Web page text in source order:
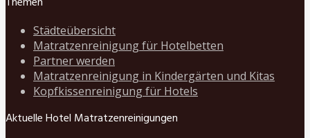
Städteübersicht
Matratzenreinigung für Hotelbetten
Partner werden
Matratzenreinigung in Kindergärten und Kitas
Kopfkissenreinigung für Hotels
Aktuelle Hotel Matratzenreinigungen